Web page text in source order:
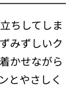
ちしてしま
みずしいク
かせながら
とやさしく